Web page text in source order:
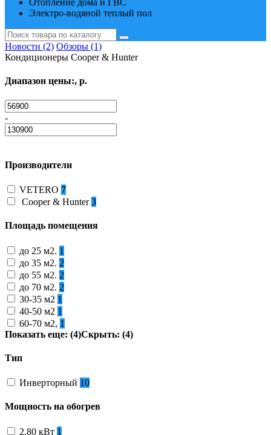
Отопление дома и ГВС
Электро-водяной теплый пол
Новости (2) Обзоры (1)
Кондиционеры Cooper & Hunter
Диапазон цены:, р.
-
Производители
VETERO 7
Cooper & Hunter3
Площадь помещения
до 25 м2. 1
до 35 м2. 2
до 55 м2. 2
до 70 м2. 2
30-35 м2 1
40-50 м2 1
60-70 м2, 1
Показать еще: (4)Скрыть: (4)
Тип
Инверторный 10
Мощность на обогрев
2,80 кВт 1